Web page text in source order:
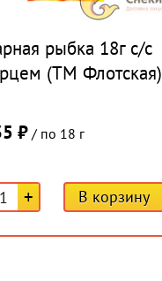
рыбка 18г с/с
(ТМ Флотская)
₽ / по 18 г
+ В корзину